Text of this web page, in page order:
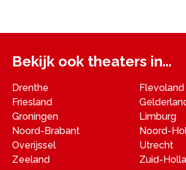
Bekijk ook theaters in...
Drenthe
Flevoland
Friesland
Groningen
Limburg
Noord-Brabant
Noord-
Overijssel
Utrecht
Zeeland
Zuid-